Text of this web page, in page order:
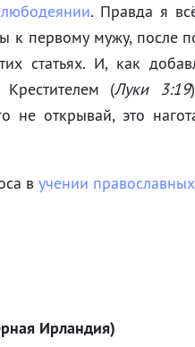
. Правда я
к первому мужу, после
статьях. И, как
(Луки 3:19
не открывай, это
в учении
Ирландия)